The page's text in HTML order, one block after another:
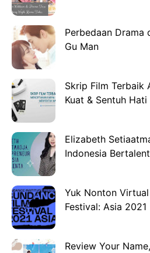
Perbedaan Drama
Gu Man
Skrip Film Terbaik
Kuat & Sentuh Hati
Elizabeth
Indonesia
Yuk Nonton
Festival: Asia 2021
Review Your